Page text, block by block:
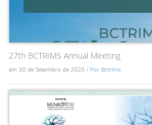
27th BCTRIMS Annual Meeting
em 30 de Setembro de 2025 / Por Bctrims